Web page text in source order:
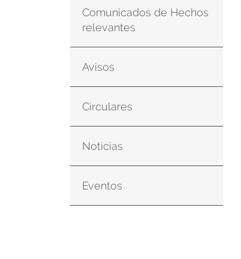
Comunicados de Hechos
relevantes
Avisos
Circulares
Noticias
Eventos